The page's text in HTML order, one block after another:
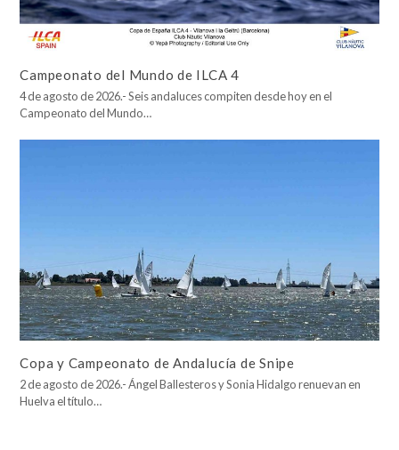
Campeonato del Mundo de ILCA 4
4 de agosto de 2026.- Seis andaluces compiten desde hoy en el
Campeonato del Mundo…
Copa y Campeonato de Andalucía de Snipe
2 de agosto de 2026.- Ángel Ballesteros y Sonia Hidalgo renuevan en
Huelva el título…